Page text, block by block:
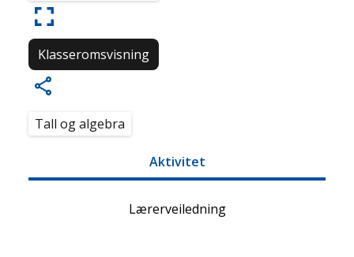
Klasseromsvisning
Tall og algebra
Aktivitet
Lærerveiledning